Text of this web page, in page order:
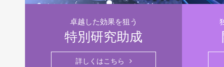
卓越した効果を狙う
特別研究助成
詳しくはこちら